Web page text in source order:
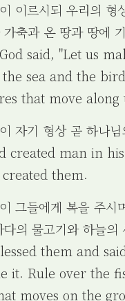
이르시되 우리의 형
축과 온 땅과 땅에
said, "Let us
sea and the
that move
자기 형상 곧 하나
created man in
them.
그들에게 복을 주시
의 물고기와 하늘
them and
it. Rule over the
moves on the